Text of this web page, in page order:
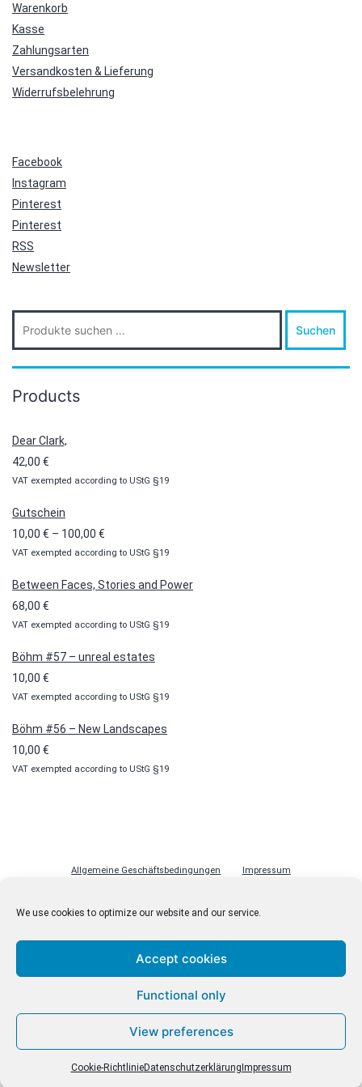
We use cookies to optimize our website and our service.
Accept cookies
Functional only
View preferences
Cookie-RichtlinieDatenschutzerklärung Impressum
Warenkorb
Kasse
Zahlungsarten
Versandkosten & Lieferung
Widerrufsbelehrung
Facebook
Instagram
Pinterest
Pinterest
RSS
Newsletter
Suche
nach:
Suchen
Products
Dear Clark,
42,00 €
VAT exempted according to UStG §19
Gutschein
10,00 € – 100,00 €
10,00 €
VAT exempted according to UStG §19
Between Faces, Stories and Power
68,00 €
VAT exempted according to UStG §19
Böhm #57 – unreal estates
10,00 €
VAT exempted according to UStG §19
Böhm #56 – New Landscapes
10,00 €
VAT exempted according to UStG §19
Allgemeine Geschäftsbedingungen Impressum